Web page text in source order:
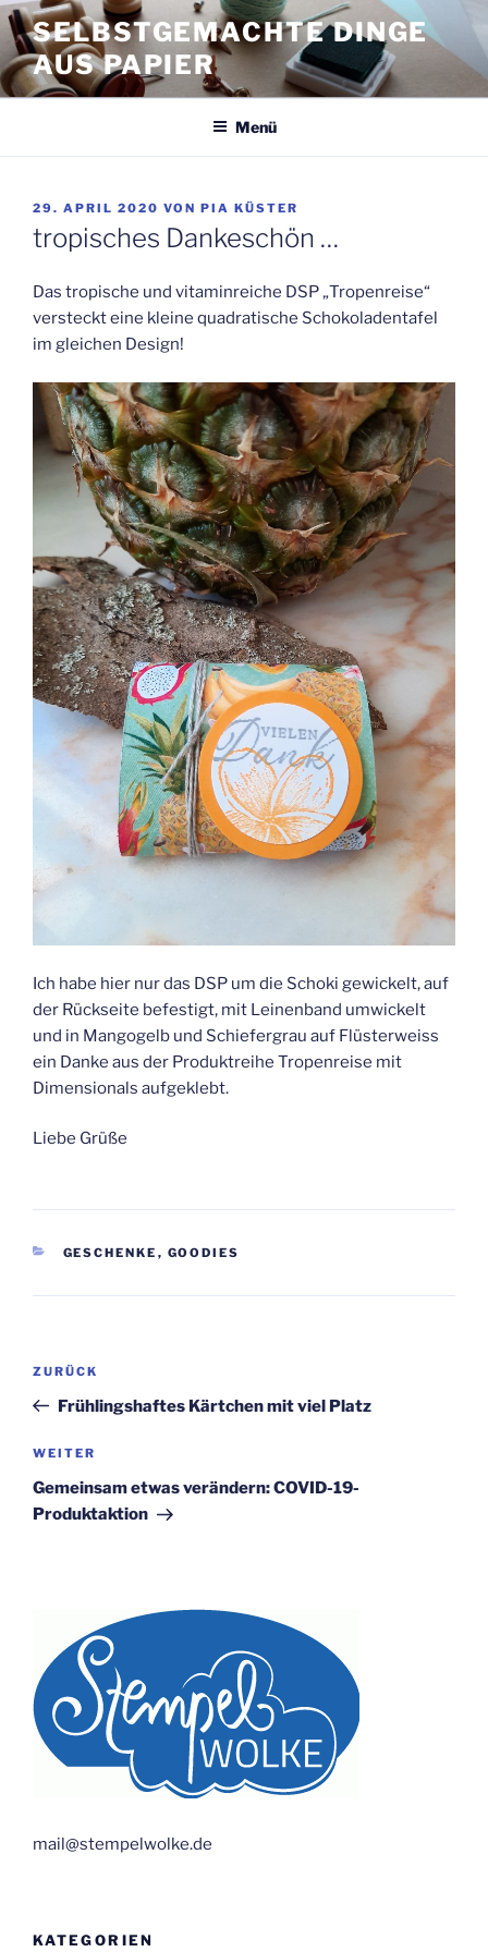
Zum
Inhalt
springen
SELBSTGEMACHTE DINGE
AUS PAPIER
Menü
VERÖFFENTLICHT
AM
29. APRIL 2020 VON PIA KÜSTER
tropisches Dankeschön …
Das tropische und vitaminreiche DSP „Tropenreise“
versteckt eine kleine quadratische Schokoladentafel
im gleichen Design!
Ich habe hier nur das DSP um die Schoki gewickelt, auf
der Rückseite befestigt, mit Leinenband umwickelt
und in Mangogelb und Schiefergrau auf Flüsterweiss
ein Danke aus der Produktreihe Tropenreise mit
Dimensionals aufgeklebt.
Liebe Grüße
KATEGORIEN
GESCHENKE , GOODIES
Beitragsnavigation
Vorheriger
Beitrag
ZURÜCK
Frühlingshaftes Kärtchen mit viel Platz
Nächster
Beitrag
WEITER
Gemeinsam etwas verändern: COVID-19-
Produktaktion
mail@stempelwolke.de
KATEGORIEN